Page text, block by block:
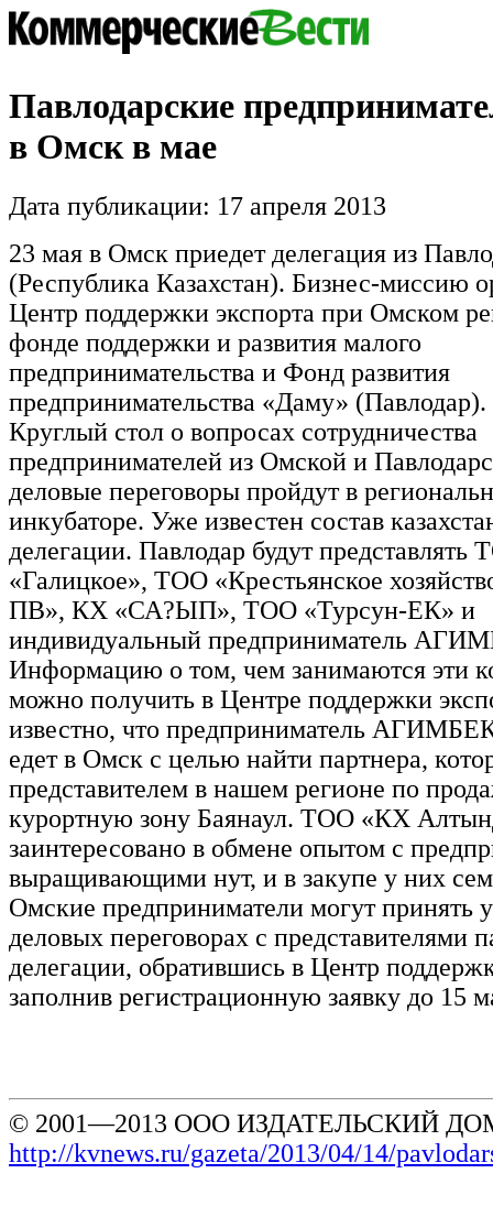
Павлодарские
в Омск в мае
Дата публикации: 17 апреля 2013
23 мая в Омск приедет делегация из
(Республика Казахстан). Бизнес-миссию
Центр поддержки экспорта при Омском
фонде поддержки и развития малого
предпринимательства и Фонд развития
предпринимательства «Даму» (Павлодар).
Круглый стол о вопросах сотрудничества
предпринимателей из Омской и
деловые переговоры пройдут в
инкубаторе. Уже известен состав
делегации. Павлодар будут представлять
«Галицкое», ТОО «Крестьянское
ПВ», КХ «СА?ЫП», ТОО «Турсун-ЕК» и
индивидуальный предприниматель
Информацию о том, чем занимаются эти
можно получить в Центре поддержки
известно, что предприниматель
едет в Омск с целью найти партнера,
представителем в нашем регионе по
курортную зону Баянаул. ТОО «КХ
заинтересовано в обмене опытом с
выращивающими нут, и в закупе у них
Омские предприниматели могут принять
деловых переговорах с представителями
делегации, обратившись в Центр
заполнив регистрационную заявку до 15
© 2001—2013 ООО ИЗДАТЕЛЬСКИЙ
http://kvnews.ru/gazeta/2013/04/14/